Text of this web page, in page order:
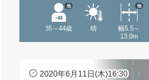
35～44歳
他
晴
幅5.5～
13.0m
他
2020年6月11日(木)16:30